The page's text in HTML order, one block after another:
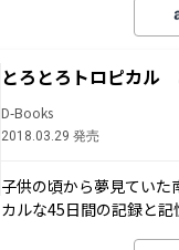
とろとろトロピカ
D-Books
2018.03.29 発売
子供の頃から夢見てい
カルな45日間の記録と記